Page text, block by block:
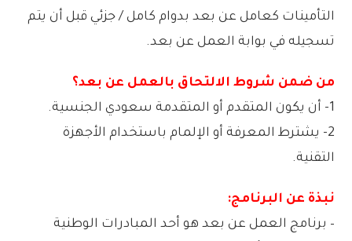
التأمينات كعامل عن بعد بدوام كامل / جزئي قبل أن يتم
تسجيله في بوابة العمل عن بعد.
من ضمن شروط الالتحاق بالعمل عن بعد؟
1- أن يكون المتقدم أو المتقدمة سعودي الجنسية.
2- يشترط المعرفة أو الإلمام باستخدام الأجهزة
التقنية.
نبذة عن البرنامج:
– برنامج العمل عن بعد هو أحد المبادرات الوطنية